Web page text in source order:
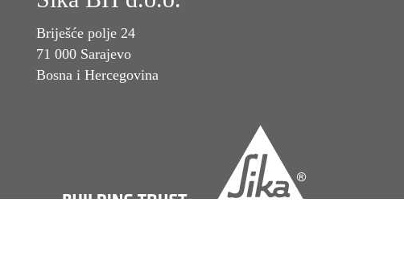
Briješće polje 24
71 000 Sarajevo
Bosna i Hercegovina